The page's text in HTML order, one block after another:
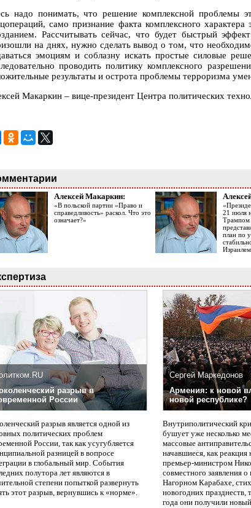
надо понимать, что решение комплексной проблемы
само признание факта комплексного
Рассчитывать сейчас, что будет быстрый
на днях, нужно сделать вывод о том, что
эмоциям и соблазну искать простые силовые
проводить политику комплексного
результаты и острота проблемы терроризма
Макаркин – вице-президент Центра политических
Алексей Макаркин:
«В польской партии «Право и
справедливость» раскол. Что это
означает?»
21 июля
Трампом
план по
разрыв в
России
разрыв является одной из
политических проблем
России, так как усугубляется
разницей в вопросе
в глобальный мир. События
полутора лет являются в
степени попыткой развернуть
этот разрыв, вернувшись к «норме».
Сергей Маркедонов
Армения: к новой
новой республике?
Внутриполитический
бушует уже несколько
массовые
начавшиеся, как реакция
премьер-министром
совместного заявления
Нагорном Карабахе,
новогодних празднеств,
года они получили